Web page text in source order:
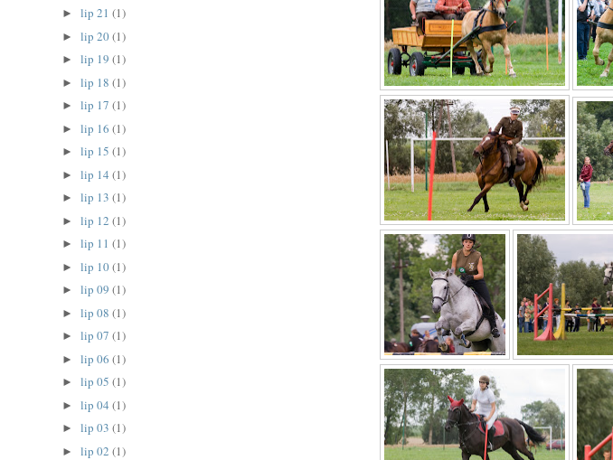
► lip 21 (1)
► lip 20(1)
► lip 19 (1)
► lip 18 (1)
► lip 17 (1)
► lip 16 (1)
► lip 15 (1)
► lip 14 (1)
► lip 13 (1)
► lip 12 (1)
► lip 11 (1)
► lip 10(1)
► lip 09 (1)
► lip 08 (1)
► lip 07 (1)
► lip 06 (1)
► lip 05 (1)
► lip 04 (1)
► lip 03 (1)
► lip 02 (1)